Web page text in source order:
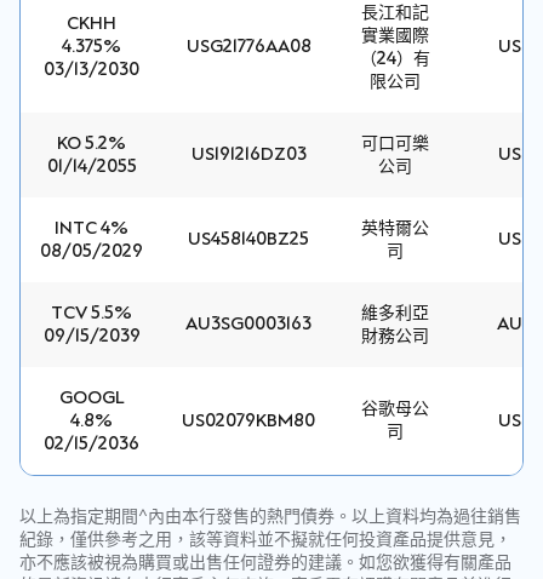
CKHH
4.375%
03/13/2030
USG21776AA08
長江和記
實業國際
（24）有
限公司
USD
KO 5.2%
01/14/2055
US191216DZ03
可口可樂
公司
USD
INTC 4%
08/05/2029
US458140BZ25
英特爾公
司
USD
TCV 5.5%
09/15/2039
AU3SG0003163
維多利亞
財務公司
AUD
GOOGL
4.8%
02/15/2036
US02079KBM80
谷歌母公
司
USD
以上為指定期間^內由本行發售的熱門債券。以上資料均為過往銷售
紀錄，僅供參考之用，該等資料並不擬就任何投資產品提供意見，
亦不應該被視為購買或出售任何證券的建議。如您欲獲得有關產品